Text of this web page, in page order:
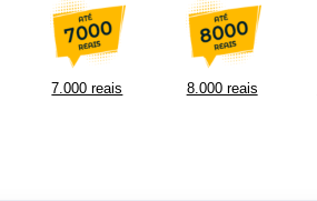
7.000 reais 8.000 reais